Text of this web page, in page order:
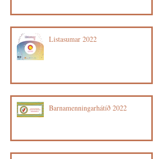
Listasumar 2022
Barnamenningarhátíð 2022